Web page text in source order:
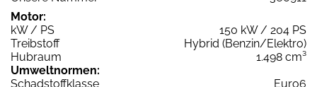
Motor:
kW / PS
150 kW / 204 PS
Treibstoff
Hybrid (Benzin/Elektro)
Hubraum
1.498 cm³
Umweltnormen:
Schadstoffklasse
Euro6